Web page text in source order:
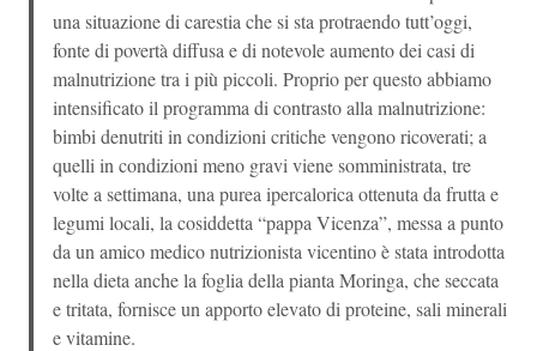
una situazione di carestia che si sta protraendo tutt’oggi,
fonte di povertà diffusa e di notevole aumento dei casi di
malnutrizione tra i più piccoli. Proprio per questo abbiamo
intensificato il programma di contrasto alla malnutrizione:
bimbi denutriti in condizioni critiche vengono ricoverati; a
quelli in condizioni meno gravi viene somministrata, tre
volte a settimana, una purea ipercalorica ottenuta da frutta e
legumi locali, la cosiddetta “pappa Vicenza”, messa a punto
da un amico medico nutrizionista vicentino è stata introdotta
nella dieta anche la foglia della pianta Moringa, che seccata
e tritata, fornisce un apporto elevato di proteine, sali minerali
e vitamine.